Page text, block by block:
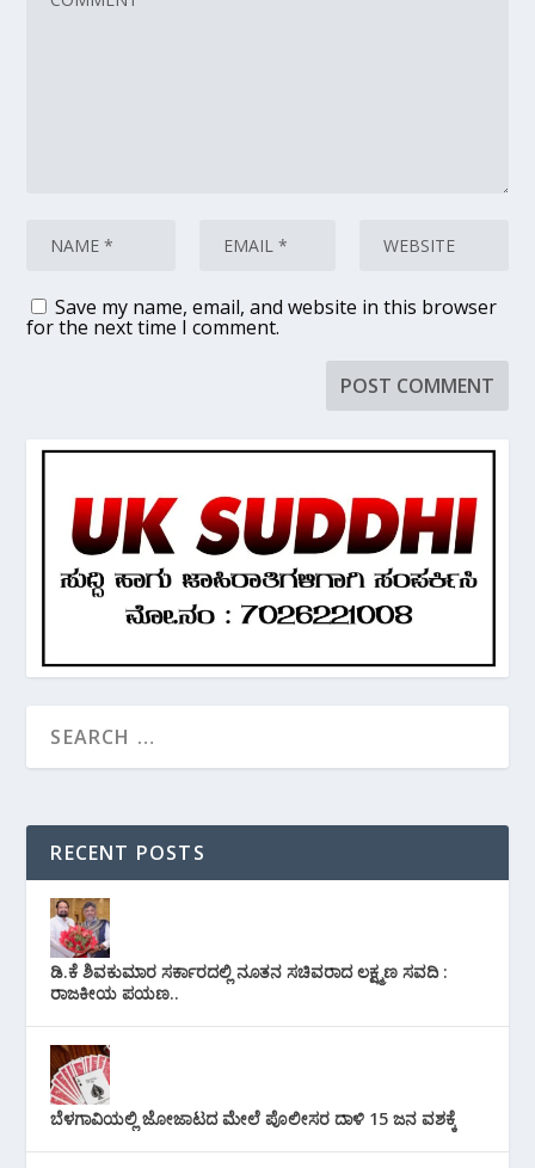
Save my name, email, and website in this browser
for the next time I comment.
RECENT POSTS
ಡಿ.ಕೆ ಶಿವಕುಮಾರ ಸರ್ಕಾರದಲ್ಲಿ ನೂತನ ಸಚಿವರಾದ ಲಕ್ಷ್ಮಣ ಸವದಿ :
ರಾಜಕೀಯ ಪಯಣ..
ಬೆಳಗಾವಿಯಲ್ಲಿ ಜೋಜಾಟದ ಮೇಲೆ ಪೊಲೀಸರ ದಾಳಿ 15 ಜನ ವಶಕ್ಕೆ